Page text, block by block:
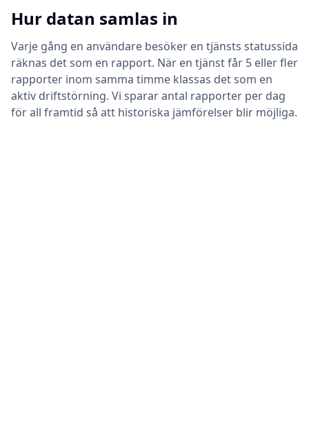
Hur datan samlas in
Varje gång en användare besöker en tjänsts statussida
räknas det som en rapport. När en tjänst får 5 eller fler
rapporter inom samma timme klassas det som en
aktiv driftstörning. Vi sparar antal rapporter per dag
för all framtid så att historiska jämförelser blir möjliga.